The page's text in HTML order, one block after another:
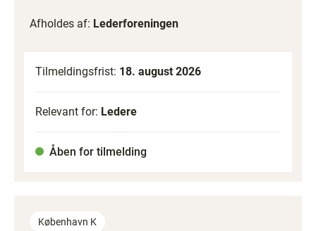
Afholdes af: Lederforeningen
Tilmeldingsfrist: 18. august 2026
Relevant for: Ledere
Åben for tilmelding
København K